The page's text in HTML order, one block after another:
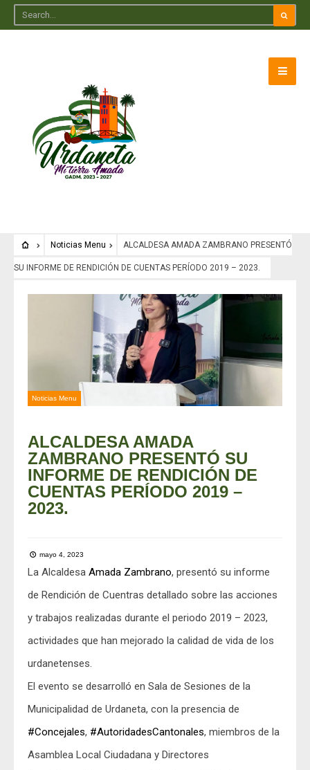
Noticias Menu ALCALDESA AMADA ZAMBRANO PRESENTÓ
SU INFORME DE RENDICIÓN DE CUENTAS PERÍODO 2019 – 2023.
Noticias Menu
ALCALDESA AMADA
ZAMBRANO PRESENTÓ SU
INFORME DE RENDICIÓN DE
CUENTAS PERÍODO 2019 –
2023.
mayo 4, 2023
La Alcaldesa Amada Zambrano, presentó su informe
de Rendición de Cuentras detallado sobre las acciones
y trabajos realizadas durante el periodo 2019 – 2023,
actividades que han mejorado la calidad de vida de los
urdanetenses.
El evento se desarrolló en Sala de Sesiones de la
Municipalidad de Urdaneta, con la presencia de
#Concejales, #AutoridadesCantonales, miembros de la
Asamblea Local Ciudadana y Directores